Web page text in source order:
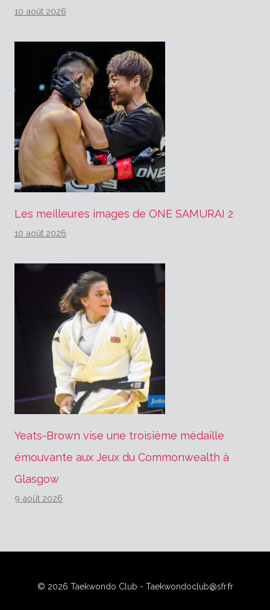
10 août 2026
Les meilleures images de ONE SAMURAI 2
10 août 2026
Yeats-Brown vise une troisième médaille
émouvante aux Jeux du Commonwealth à
Glasgow
9 août 2026
© 2026 Taekwondo Club - Taekwondoclub@sfr.fr